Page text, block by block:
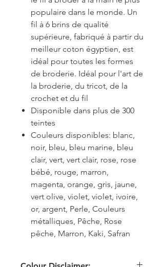
populaire dans le monde. Un
fil à 6 brins de qualité
supérieure, fabriqué à partir du
meilleur coton égyptien, est
idéal pour toutes les formes
de broderie. Idéal pour l'art de
la broderie, du tricot, de la
crochet et du fil
Disponible dans plus de 300
teintes
Couleurs disponibles: blanc,
noir, bleu, bleu marine, bleu
clair, vert, vert clair, rose, rose
bébé, rouge, marron,
magenta, orange, gris, jaune,
vert olive, violet, violet, ivoire,
or, argent, Perle, Couleurs
métalliques, Pêche, Rose
pêche, Marron, Kaki, Safran